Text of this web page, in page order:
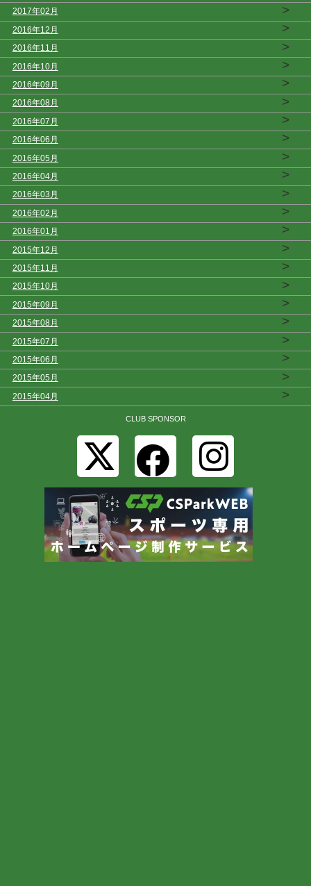
2017年02月 >
2016年12月 >
2016年11月 >
2016年10月 >
2016年09月 >
2016年08月 >
2016年07月 >
2016年06月 >
2016年05月 >
2016年04月 >
2016年03月 >
2016年02月 >
2016年01月 >
2015年12月 >
2015年11月 >
2015年10月 >
2015年09月 >
2015年08月 >
2015年07月 >
2015年06月 >
2015年05月 >
2015年04月 >
CLUB SPONSOR